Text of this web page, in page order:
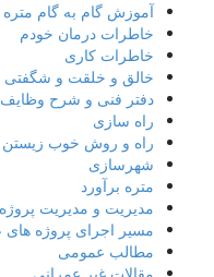
آموزش گام به گام متره
خاطرات درمان خودم
خاطرات کاری
خالق و خلقت و
دفتر فنی و شرح
راه سازی
راه و روش خوب زیستن
شهرسازی
متره برآورد
مدیریت و مدیریت
مسیر اجرای پروژه های
مطالب عمومی